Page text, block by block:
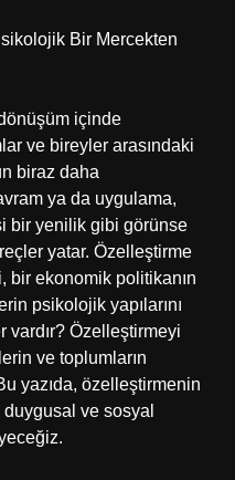
Bir Mercekten
içinde
ve bireyler arasındaki
biraz daha
ya da uygulama,
bir yenilik gibi görünse
yatar. Özelleştirme
bir ekonomik politikanın
psikolojik yapılarını
Özelleştirmeyi
ve toplumların
yazıda, özelleştirmenin
ve sosyal